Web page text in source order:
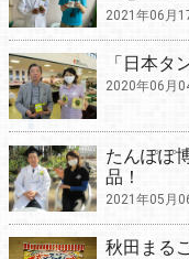
2021年06月
「日本タ
2020年06月
たんぽぽ
品！
2021年05月
秋田まる